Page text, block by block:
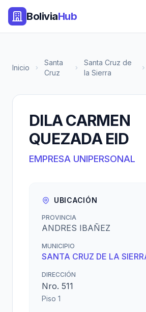
BoliviaHub
Inicio
Santa
Cruz
Santa Cruz de
la Sierra
DILA CARMEN
QUEZADA EID
EMPRESA UNIPERSONAL
UBICACIÓN
PROVINCIA
ANDRES IBAÑEZ
MUNICIPIO
SANTA CRUZ DE LA
DIRECCIÓN
Nro. 511
Piso 1